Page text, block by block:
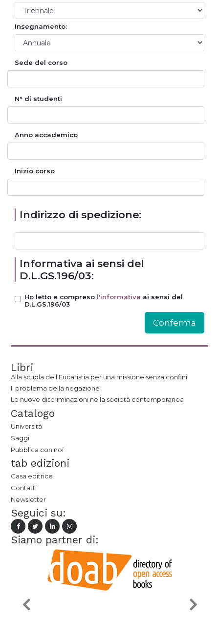
Insegnamento:
Sede del corso
N° di studenti
Anno accademico
Inizio corso
Indirizzo di spedizione:
Informativa ai sensi del
D.L.GS.196/03:
Ho letto e compreso l'informativa ai sensi del
D.L.GS.196/03
Libri
Alla scuola dell'Eucaristia per una missione senza confini
Il problema della negazione
Le nuove discriminazioni nella società contemporanea
Catalogo
Università
Saggi
Pubblica con noi
tab edizioni
Casa editrice
Contatti
Newsletter
Seguici su:
Siamo partner di: